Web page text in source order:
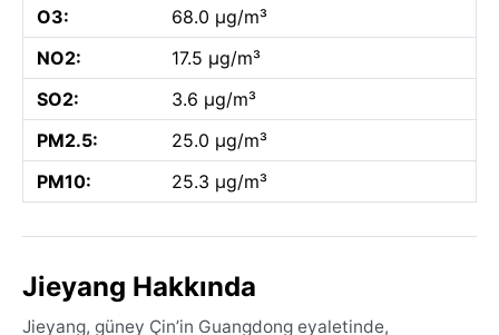
O3:
68.0 µg/m³
NO2:
17.5 µg/m³
SO2:
3.6 µg/m³
PM2.5:
25.0 µg/m³
PM10:
25.3 µg/m³
Jieyang Hakkında
Jieyang, güney Çin’in Guangdong eyaletinde,